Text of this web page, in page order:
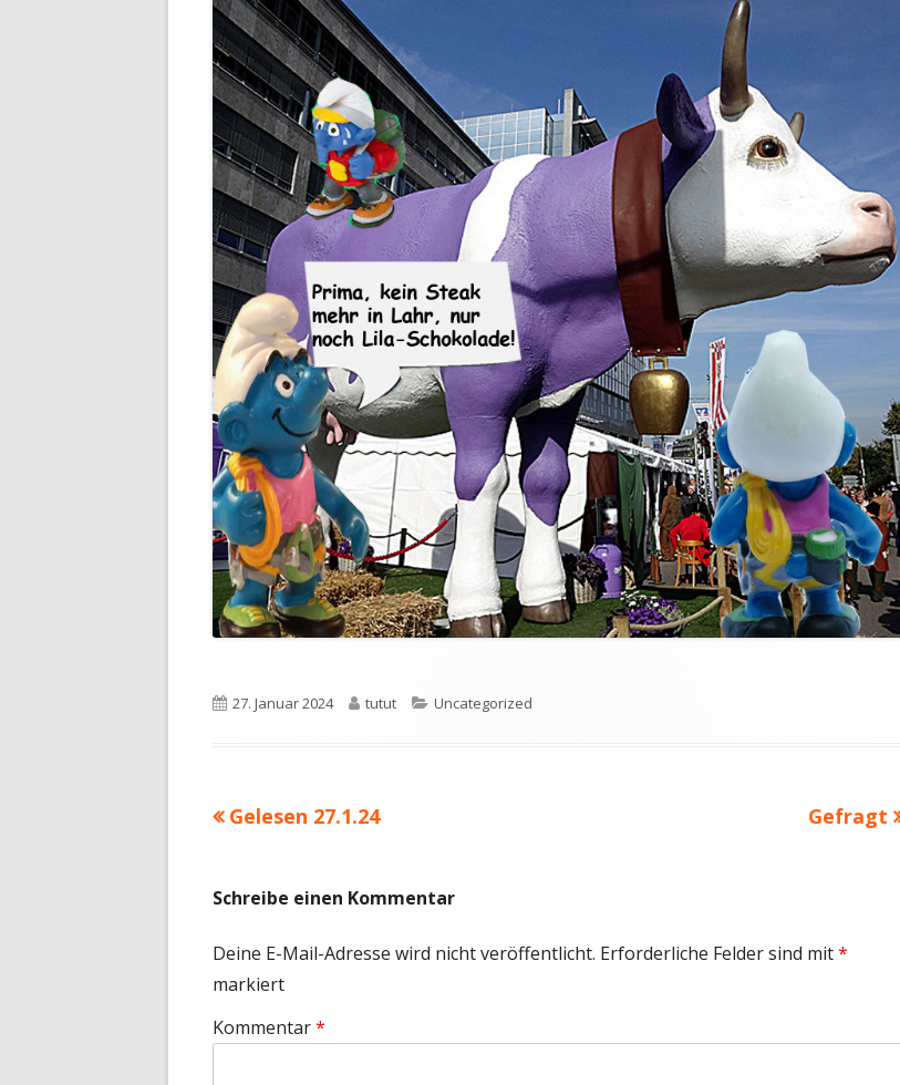
Veröffentlicht
27. Januar 2024 Autor
tutut Kategorien
Uncategorized
Beitragsnavigation
Vorheriger
Gelesen 27.1.24
Nächster
Gefragt
Schreibe einen Kommentar
Deine E-Mail-Adresse wird nicht veröffentlicht. Erforderliche Felder sind mit*
markiert
Kommentar*